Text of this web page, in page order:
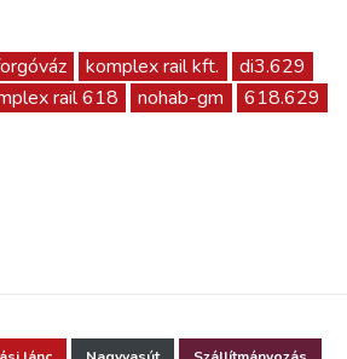
komplex rail kft.
di3.629
rail 618 nohab-gm
618.629